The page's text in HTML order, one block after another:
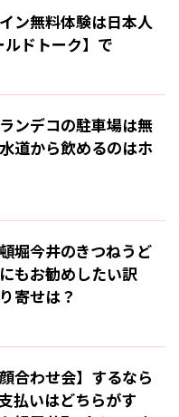
ン無料体験は日本人
ドトーク】で
ンデコの駐車場は無
道から飲めるのはホ
堀今井のきつねうど
もお勧めしたい訳
寄せは？
合わせ会】するなら
払いはどちらがす